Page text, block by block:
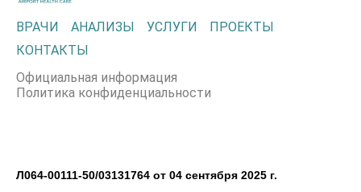
ВРАЧИ АНАЛИЗЫ УСЛУГИ
ПРОЕКТЫ
КОНТАКТЫ
Официальная информация
Политика конфиденциальности
Л064-00111-50/03131764 от 04 сентября 2025 г.